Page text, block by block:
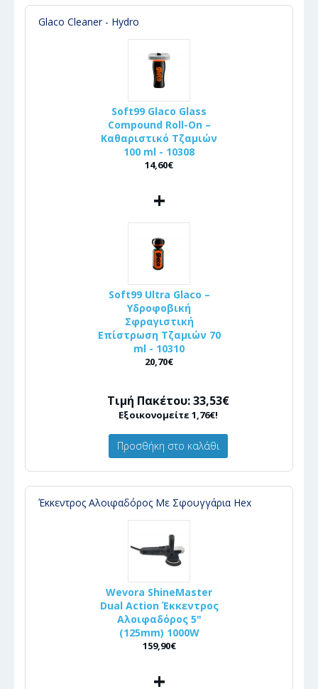
Glaco Cleaner - Hydro
Soft99 Glaco Glass
Compound Roll-On –
Καθαριστικό Τζαμιών
100 ml - 10308
14,60€
+
Soft99 Ultra Glaco –
Υδροφοβική
Σφραγιστική
Επίστρωση Τζαμιών 70
ml - 10310
20,70€
Τιμή Πακέτου: 33,53€
Εξοικονομείτε 1,76€!
Προσθήκη στο καλάθι
Έκκεντρος Αλοιφαδόρος Με Σφουγγάρια Hex
Wevora ShineMaster
Dual Action Έκκεντρος
Αλοιφαδόρος 5"
(125mm) 1000W
159,90€
+